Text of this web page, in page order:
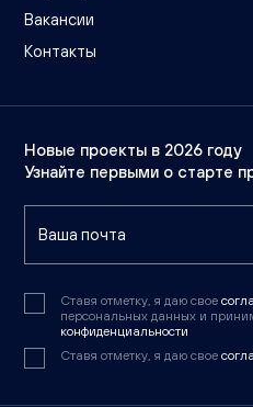
Вакансии
Контакты
Новые проекты в 2026 году
Узнайте первыми о старте
Ставя отметку, я даю свое
персональных данных и
конфиденциальности
Ставя отметку, я даю свое